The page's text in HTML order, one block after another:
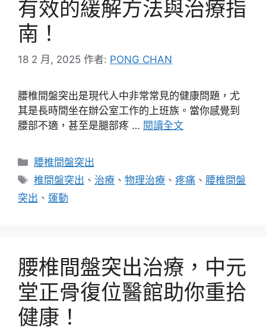
有效的緩解方法與治療指
南！
18 2 月, 2025 作者: PONG CHAN
腰椎間盤突出是現代人中非常常見的健康問題，尤
其是長時間坐在辦公室工作的上班族。當你感覺到
腰部不適，甚至是腿部疼 … 閱讀全文
分
類
腰椎間盤突出
標
籤
椎間盤突出 、 治療 、物理治療 、疼痛 、 腰椎間盤
突出 、 運動
腰椎間盤突出治療，中元
堂正骨復位醫館助你重拾
健康！